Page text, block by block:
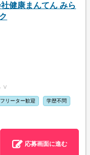
健康まんてん みら
∨
フリーター歓迎 学歴不問
応募画面に進む